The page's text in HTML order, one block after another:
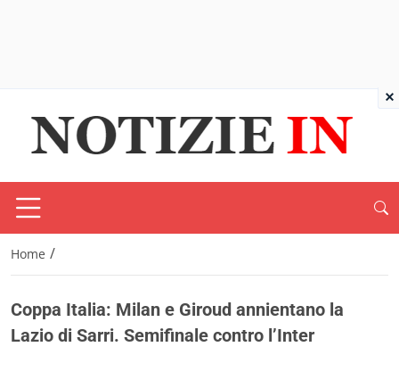
Home /
Coppa Italia: Milan e Giroud annientano la
Lazio di Sarri. Semifinale contro l’Inter
×